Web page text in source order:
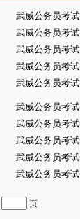
武威公务员考试
武威公务员考试
武威公务员考试
武威公务员考试
武威公务员考试
武威公务员考试
武威公务员考试
武威公务员考试
武威公务员考试
武威公务员考试
页